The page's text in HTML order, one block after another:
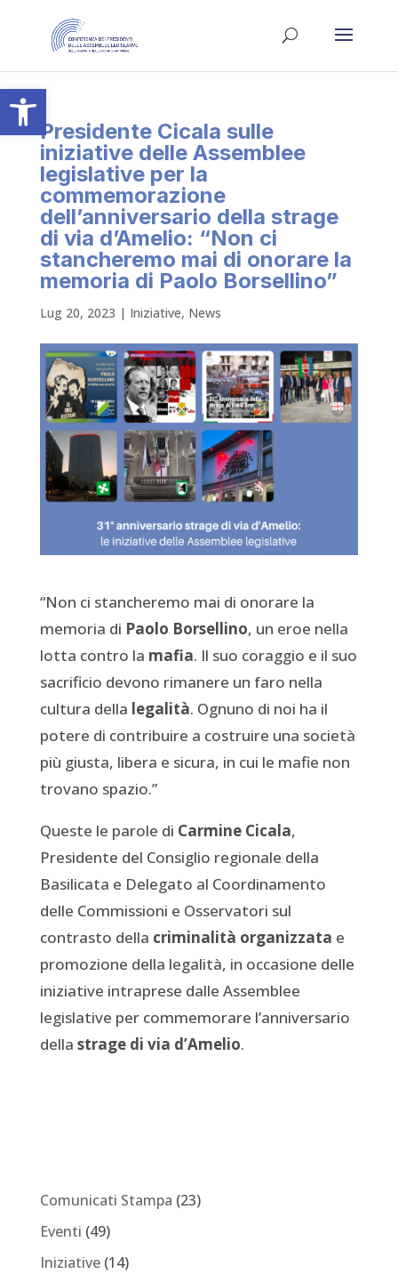
Apri la barra degli strumenti
Presidente Cicala sulle
iniziative delle Assemblee
legislative per la
commemorazione
dell’anniversario della strage
di via d’Amelio: “Non ci
stancheremo mai di onorare la
memoria di Paolo Borsellino”
Lug 20, 2023 | Iniziative, News
“Non ci stancheremo mai di onorare la
memoria di Paolo Borsellino, un eroe nella
lotta contro la mafia. Il suo coraggio e il suo
sacrificio devono rimanere un faro nella
cultura della legalità. Ognuno di noi ha il
potere di contribuire a costruire una società
più giusta, libera e sicura, in cui le mafie non
trovano spazio.”
Queste le parole di Carmine Cicala,
Presidente del Consiglio regionale della
Basilicata e Delegato al Coordinamento
delle Commissioni e Osservatori sul
contrasto della criminalità organizzata e
promozione della legalità, in occasione delle
iniziative intraprese dalle Assemblee
legislative per commemorare l’anniversario
della strage di via d’Amelio.
Comunicati Stampa (23)
Eventi (49)
Iniziative(14)